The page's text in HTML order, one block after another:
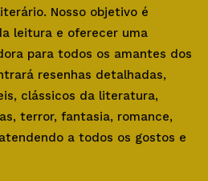
Nosso objetivo é
leitura e oferecer uma
para todos os amantes dos
resenhas detalhadas,
clássicos da literatura,
terror, fantasia, romance,
a todos os gostos e